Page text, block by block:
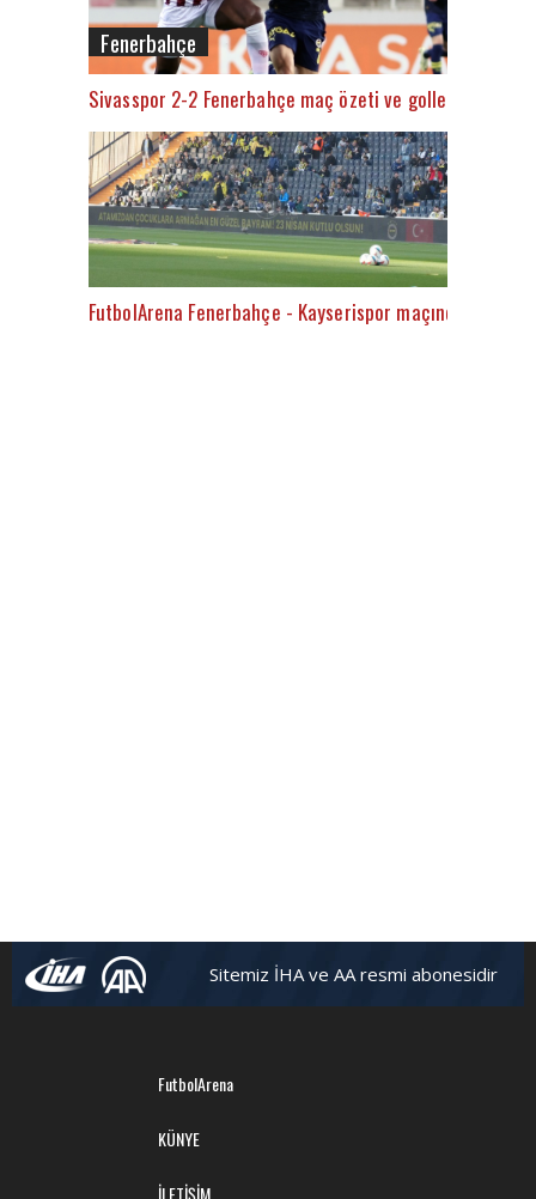
Fenerbahçe
Sivasspor 2-2 Fenerbahçe maç özeti ve golleri (İZLE)
FutbolArena Fenerbahçe - Kayserispor maçında
Sitemiz İHA ve AA resmi abonesidir
FutbolArena
KÜNYE
İLETİŞİM